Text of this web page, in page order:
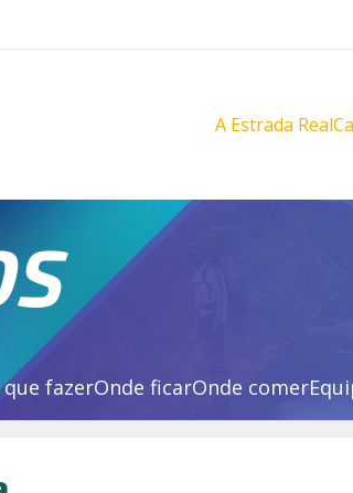
A Estrada Real
que fazerOnde ficarOnde comer